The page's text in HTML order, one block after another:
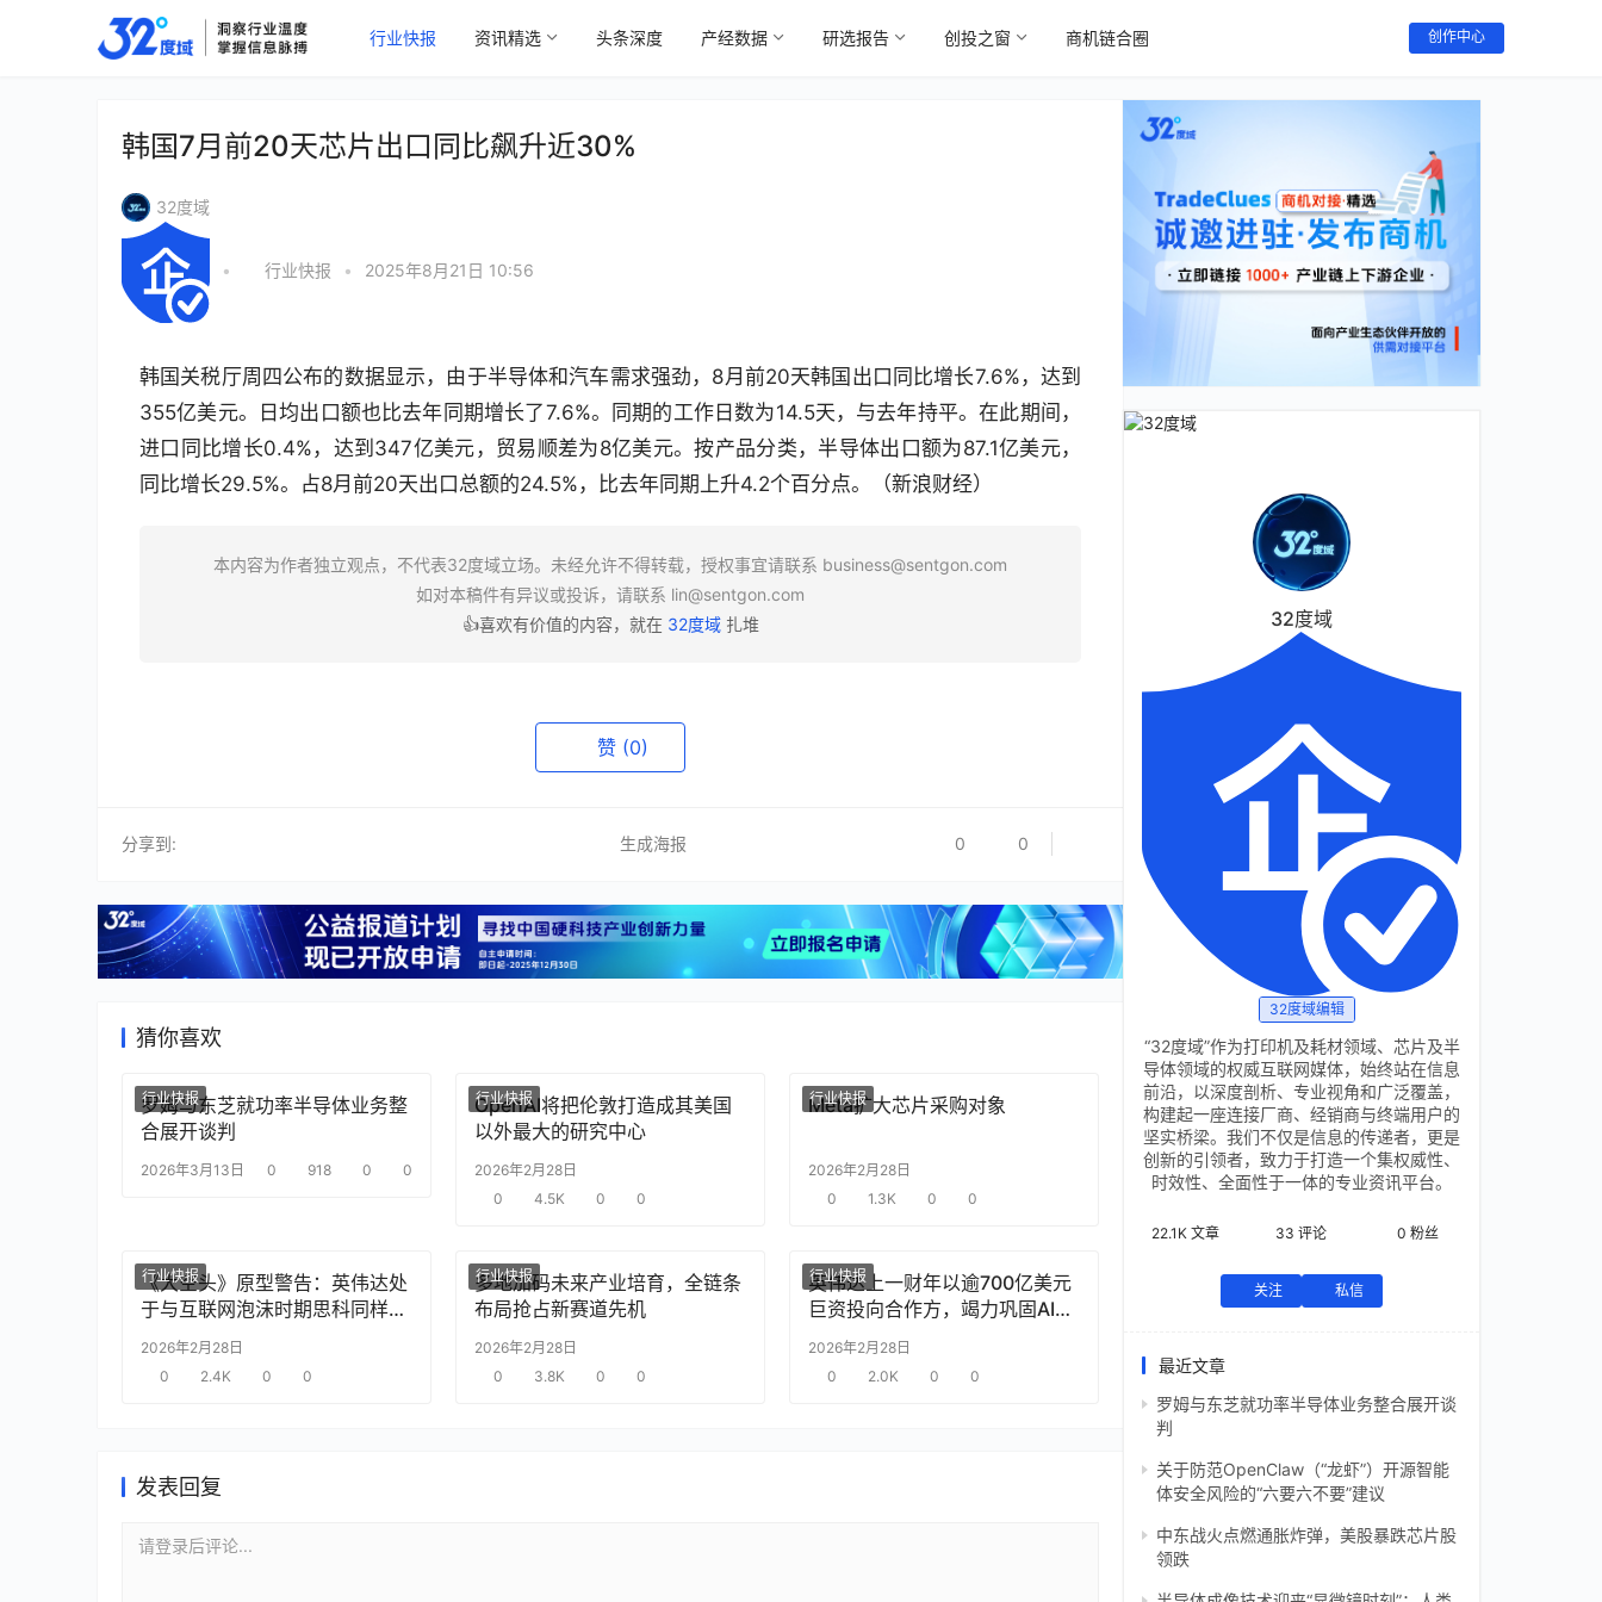
行业快报 资讯精选 头条深度 产经数据 研选报告 创投之窗 商机链合圈 创作中心
韩国7月前20天芯片出口同比飙升近30%
32度域
• 行业快报 • 2025年8月21日 10:56
韩国关税厅周四公布的数据显示，由于半导体和汽车需求强劲，8月前20天韩国出口同比增长7.6%，达到
355亿美元。日均出口额也比去年同期增长了7.6%。同期的工作日数为14.5天，与去年持平。在此期间，
进口同比增长0.4%，达到347亿美元，贸易顺差为8亿美元。按产品分类，半导体出口额为87.1亿美元，
同比增长29.5%。占8月前20天出口总额的24.5%，比去年同期上升4.2个百分点。（新浪财经）
本内容为作者独立观点，不代表32度域立场。未经允许不得转载，授权事宜请联系 business@sentgon.com
如对本稿件有异议或投诉，请联系 lin@sentgon.com
👍喜欢有价值的内容，就在 32度域扎堆
赞 (0)
分享到: 生成海报 0 0
猜你喜欢
行业快报
罗姆与东芝就功率半导体业务整
合展开谈判
2026年3月13日 0 918 0 0
行业快报
OpenAI将把伦敦打造成其美国
以外最大的研究中心
2026年2月28日
0
4.5K 0 0
行业快报
Meta扩大芯片采购对象
2026年2月28日
0
1.3K 0 0
行业快报
《大空头》原型警告：英伟达处
于与互联网泡沫时期思科同样的
“危险境地”
2026年2月28日
0
2.4K 0 0
行业快报
多地加码未来产业培育，全链条
布局抢占新赛道先机
2026年2月28日
0
3.8K 0 0
行业快报
英伟达上一财年以逾700亿美元
巨资投向合作方，竭力巩固AI芯
片需求
2026年2月28日
0
2.0K 0 0
发表回复
请登录后评论...
32度域
32度域编辑
“32度域”作为打印机及耗材领域、芯片及半
导体领域的权威互联网媒体，始终站在信息
前沿，以深度剖析、专业视角和广泛覆盖，
构建起一座连接厂商、经销商与终端用户的
坚实桥梁。我们不仅是信息的传递者，更是
创新的引领者，致力于打造一个集权威性、
时效性、全面性于一体的专业资讯平台。
22.1K 文章 33 评论 0 粉丝
关注 私信
最近文章
罗姆与东芝就功率半导体业务整合展开谈
判
关于防范OpenClaw（“龙虾”）开源智能
体安全风险的“六要六不要”建议
中东战火点燃通胀炸弹，美股暴跌芯片股
领跌